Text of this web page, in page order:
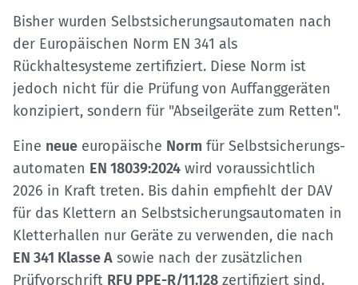
Bisher wurden Selbstsicherungsautomaten nach
der Europäischen Norm EN 341 als
Rückhaltesysteme zertifiziert. Diese Norm ist
jedoch nicht für die Prüfung von Auffanggeräten
konzipiert, sondern für "Abseilgeräte zum Retten".
Eine neue europäische Norm für Selbstsicherungs­
automaten EN 18039:2024 wird voraussichtlich
2026 in Kraft treten. Bis dahin empfiehlt der DAV
für das Klettern an Selbstsicherungsautomaten in
Kletterhallen nur Geräte zu verwenden, die nach
EN 341 Klasse A sowie nach der zusätzlichen
Prüfvorschrift RFU PPE-R/11.128 zertifiziert sind.